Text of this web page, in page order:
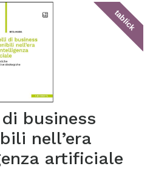
tablick
business
nell’era
artificiale